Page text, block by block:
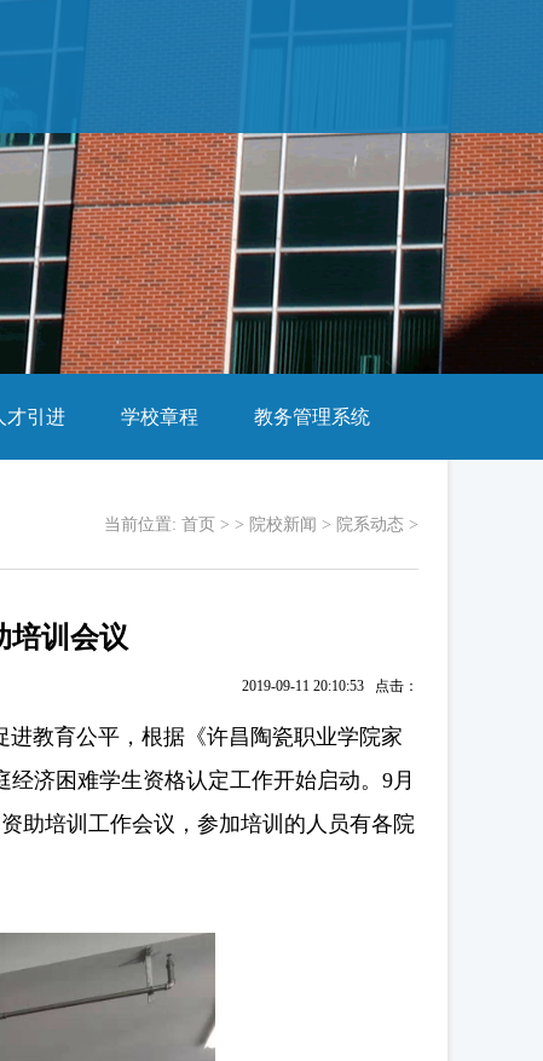
才引进 学校章程 教务管理系统
当前位置: 首页 > > 院校新闻 > 院系动态>
培训会议
2019-09-11 20:10:53 点击：
教育公平，根据《许昌陶瓷职业学院家
济困难学生资格认定工作开始启动。9月
助培训工作会议，参加培训的人员有各院